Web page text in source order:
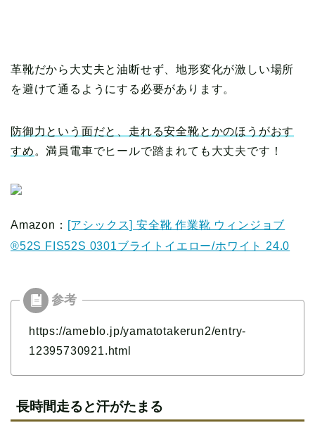
革靴だから大丈夫と油断せず、地形変化が激しい場所
を避けて通るようにする必要があります。
防御力という面だと、走れる安全靴とかのほうがおす
すめ 。満員電車でヒールで踏まれても大丈夫です！
Amazon： [アシックス] 安全靴 作業靴 ウィンジョブ
®52S FIS52S 0301ブライトイエロー/ホワイト 24.0
https://ameblo.jp/yamatotakerun2/entry-
12395730921.html
長時間走ると汗がたまる